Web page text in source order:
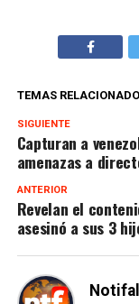
TEMAS
SIGUIENTE
Capturan a
amenazas a
ANTERIOR
Revelan el
asesinó a sus 3